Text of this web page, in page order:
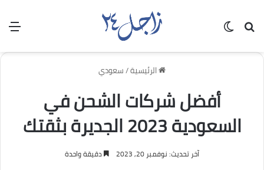
بحث عن
الرئيسية/سعودي
أفضل شركات الشحن في
السعودية 2023 الجديرة بثقتك
آخر تحديث: نوفمبر 20, 2023 دقيقة واحدة